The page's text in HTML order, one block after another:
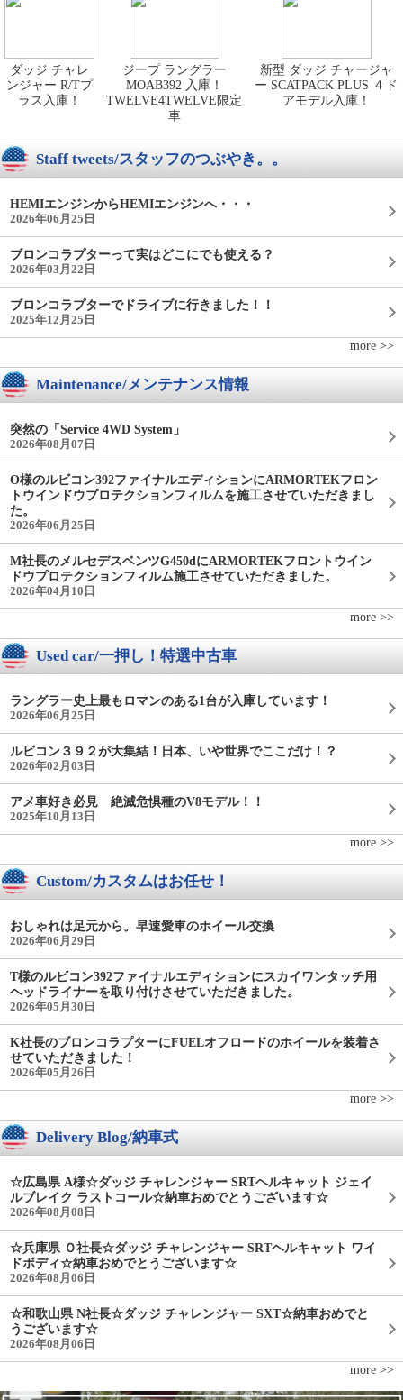
ダッジ チャレ
ンジャー R/Tプ
ラス入庫！
ジープ ラングラー
MOAB392 入庫！
TWELVE4TWELVE限定
車
新型 ダッジ チャージャ
ー SCATPACK PLUS ４ド
アモデル入庫！
Staff tweets/スタッフのつぶやき。。
HEMIエンジンからHEMIエンジンへ・・・
2026年06月25日
ブロンコラプターって実はどこにでも使える？
2026年03月22日
ブロンコラプターでドライブに行きました！！
2025年12月25日
more >>
Maintenance/メンテナンス情報
突然の「Service 4WD System」
2026年08月07日
O様のルビコン392ファイナルエディションにARMORTEKフロン
トウインドウプロテクションフィルムを施工させていただきまし
た。
2026年06月25日
M社長のメルセデスベンツG450dにARMORTEKフロントウイン
ドウプロテクションフィルム施工させていただきました。
2026年04月10日
more >>
Used car/一押し！特選中古車
ラングラー史上最もロマンのある1台が入庫しています！
2026年06月25日
ルビコン３９２が大集結！日本、いや世界でここだけ！？
2026年02月03日
アメ車好き必見 絶滅危惧種のV8モデル！！
2025年10月13日
more >>
Custom/カスタムはお任せ！
おしゃれは足元から。早速愛車のホイール交換
2026年06月29日
T様のルビコン392ファイナルエディションにスカイワンタッチ用
ヘッドライナーを取り付けさせていただきました。
2026年05月30日
K社長のブロンコラプターにFUELオフロードのホイールを装着さ
せていただきました！
2026年05月26日
more >>
Delivery Blog/納車式
☆広島県 A様☆ダッジ チャレンジャー SRTヘルキャット ジェイ
ルブレイク ラストコール☆納車おめでとうございます☆
2026年08月08日
☆兵庫県 Ｏ社長☆ダッジ チャレンジャー SRTヘルキャット ワイ
ドボディ☆納車おめでとうございます☆
2026年08月06日
☆和歌山県 N社長☆ダッジ チャレンジャー SXT☆納車おめでと
うございます☆
2026年08月06日
more >>